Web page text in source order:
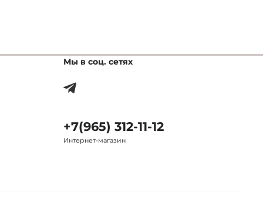
Мы в соц. сетях
+7(965) 312-11-12
Интернет-магазин